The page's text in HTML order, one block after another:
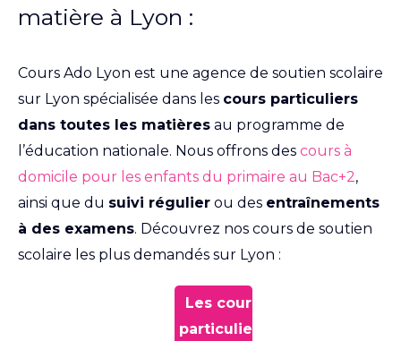
matière à Lyon :
Cours Ado Lyon est une agence de soutien scolaire
sur Lyon spécialisée dans les cours particuliers
dans toutes les matières au programme de
l’éducation nationale. Nous offrons des cours à
domicile pour les enfants du primaire au Bac+2,
ainsi que du suivi régulier ou des entraînements
à des examens. Découvrez nos cours de soutien
scolaire les plus demandés sur Lyon :
Les cours
particuliers